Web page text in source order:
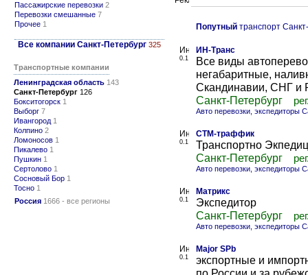
Пассажирские перевозки 2
Перевозки смешанные 7
Прочее 1
Все компании Санкт-Петербург 325
Транспортные компании
Ленинградская область 143
Санкт-Петербург 126
Бокситогорск 1
Выборг 7
Ивангород 1
Колпино 2
Ломоносов 1
Пикалево 1
Пушкин 1
Сертолово 1
Сосновый Бор 1
Тосно 1
Россия 1666 - все регионы
Попутный транспорт
0.1
ИН-Транс
Все виды
негабаритные,
Скандинавии, СНГ и
Санкт-Петербург
Авто перевозки, экспедиторы
0.1
СТМ-траффик
Транспортно
Санкт-Петербург
Авто перевозки, экспедиторы
0.1
Матрикс
Экспедитор
Санкт-Петербург
Авто перевозки, экспедиторы
0.1
Major SPb
экспортные и